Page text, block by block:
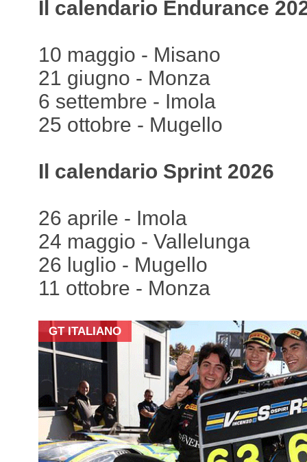
Il calendario Endurance
10 maggio - Misano
21 giugno - Monza
6 settembre - Imola
25 ottobre - Mugello
Il calendario Sprint 2026
26 aprile - Imola
24 maggio - Vallelunga
26 luglio - Mugello
11 ottobre - Monza
GT ITALIANO